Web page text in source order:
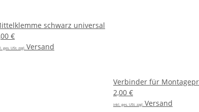
schwarz universal
€
ges. USt. zzgl. Versand
Verbinder für
2,00 €
inkl. ges. USt. zzgl. Versand